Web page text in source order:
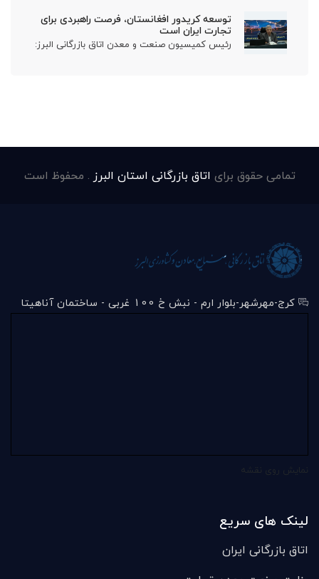
توسعه کریدور افغانستان، فرصت راهبردی برای
تجارت ایران است
رئیس کمیسیون صنعت و معدن اتاق بازرگانی البرز:
تمامی حقوق برای اتاق بازرگانی استان البرز . محفوظ است
کرج-مهرشهر-بلوار ارم - نبش خ 100 غربی - ساختمان آناهیتا
لینک های سریع
اتاق بازرگانی ایران